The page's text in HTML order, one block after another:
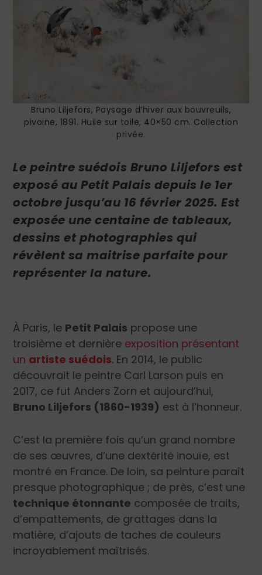
Bruno Liljefors, Paysage d’hiver aux bouvreuils,
pivoine, 1891. Huile sur toile, 40×50 cm. Collection
privée.
Le peintre suédois Bruno Liljefors est
exposé au Petit Palais depuis le 1er
octobre jusqu’au 16 février 2025. Est
exposée une centaine de tableaux,
dessins et photographies qui
révèlent sa maitrise parfaite pour
représenter la nature.
À Paris, le Petit Palais propose une
troisième et dernière exposition présentant
un artiste suédois. En 2014, le public
découvrait le peintre Carl Larson puis en
2017, ce fut Anders Zorn et aujourd’hui,
Bruno Liljefors (1860-1939) est à l’honneur.
C’est la première fois qu’un grand nombre
de ses œuvres, d’une dextérité inouïe, est
montré en France. De loin, sa peinture paraît
presque photographique ; de près, c’est une
technique étonnante composée de traits,
d’empattements, de grattages dans la
matière, d’ajouts de taches de couleurs
incroyablement maîtrisés.